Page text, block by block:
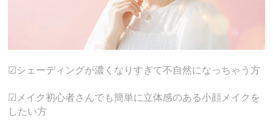
☑シェーディングが濃くなりすぎて不自然になっちゃう方
☑メイク初心者さんでも簡単に立体感のある小顔メイクを
したい方